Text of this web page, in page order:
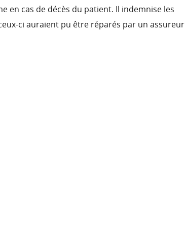
en cas de décès du patient. Il indemnise les
ci auraient pu être réparés par un assureur